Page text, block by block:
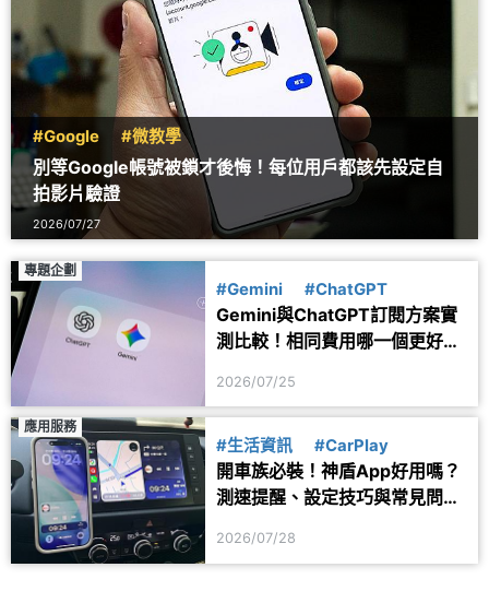
#Google #微教學
別等Google帳號被鎖才後悔！每位用戶都該先設定自
拍影片驗證
2026/07/27
專題企劃
#Gemini #ChatGPT
Gemini與ChatGPT訂閱方案實
測比較！相同費用哪一個更好
2026/07/25
應用服務
#生活資訊 #CarPlay
開車族必裝！神盾App好用嗎？
測速提醒、設定技巧與常見問題
2026/07/28